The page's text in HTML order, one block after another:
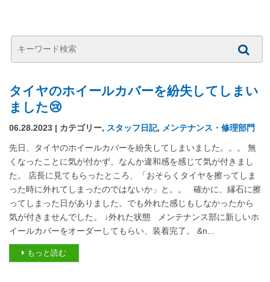
タイヤのホイールカバーを紛失してしまい
ました😢
06.28.2023 | カテゴリー, スタッフ日記, メンテナンス・修理部門
先日、タイヤのホイールカバーを紛失してしまいました。。。 無
くなったことに気が付かず、なんか違和感を感じて気が付きまし
た。 店長に見てもらったところ、「おそらくタイヤを擦ってしま
った時に外れてしまったのではないか」と。。 確かに、縁石に擦
ってしまった日がありました。でも外れた感じもしなかったから
気が付きませんでした。 ↓外れた状態 メンテナンス部に新しいホ
イールカバーをオーダーしてもらい、装着完了。 &n...
もっと読む